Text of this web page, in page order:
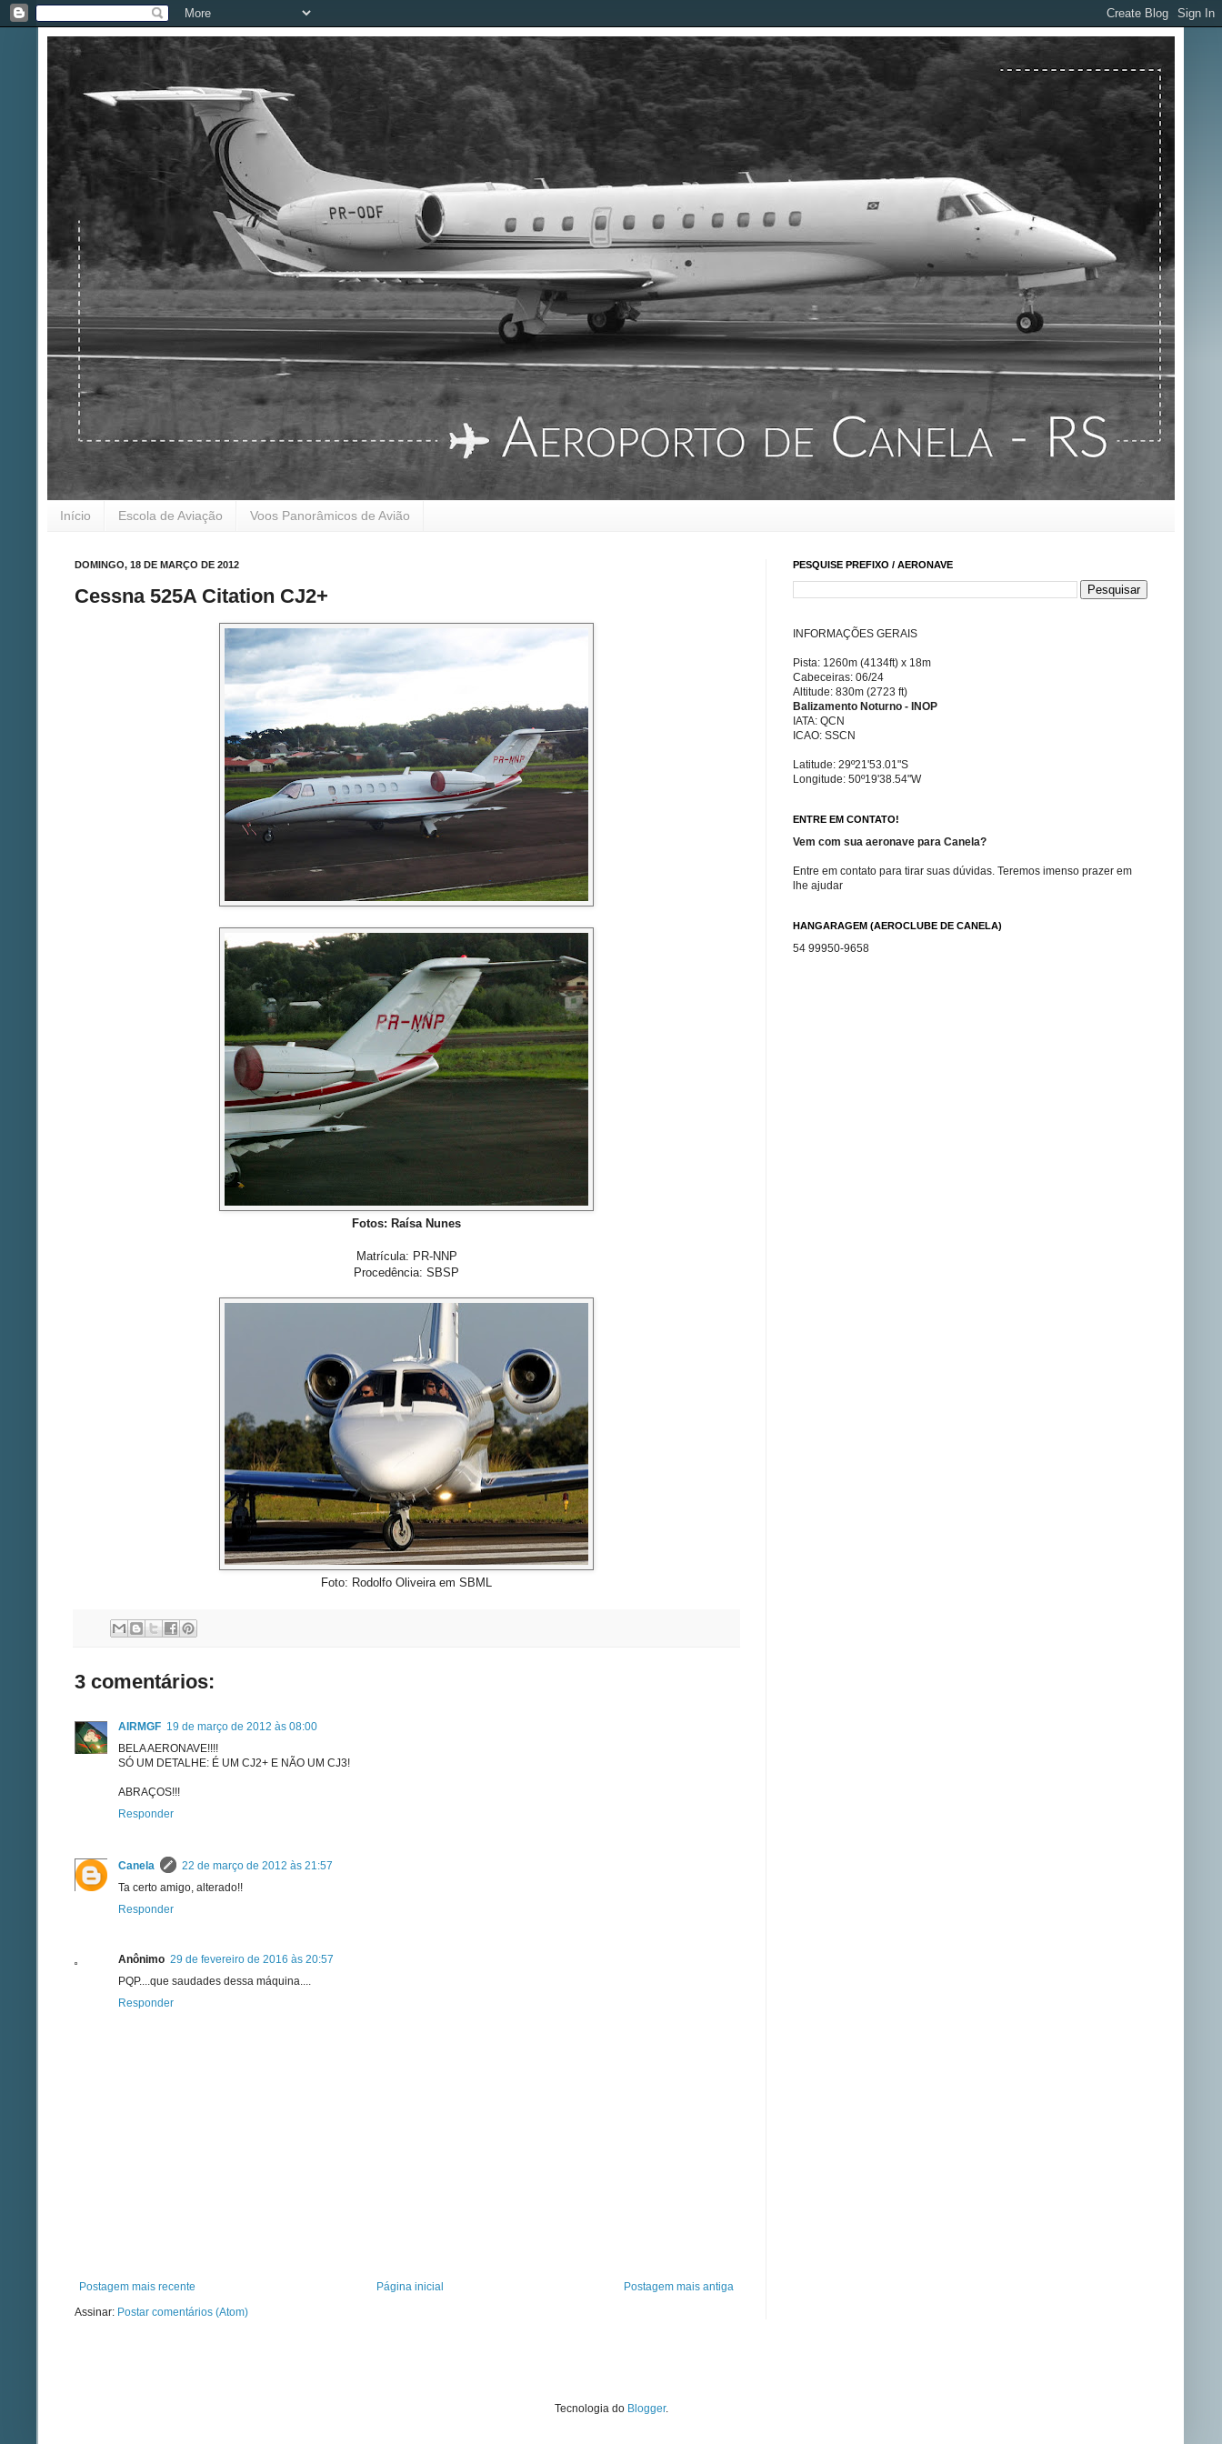
Início Escola de Aviação Voos Panorâmicos de Avião
DOMINGO, 18 DE MARÇO DE 2012
Cessna 525A Citation CJ2+
Fotos: Raísa Nunes
Matrícula: PR-NNP
Procedência: SBSP
Foto: Rodolfo Oliveira em SBML
3 comentários:
AIRMGF 19 de março de 2012 às 08:00
BELA AERONAVE!!!!
SÓ UM DETALHE: É UM CJ2+ E NÃO UM CJ3!
ABRAÇOS!!!
Responder
Canela
22 de março de 2012 às 21:57
Ta certo amigo, alterado!!
Responder
Anônimo 29 de fevereiro de 2016 às 20:57
PQP....que saudades dessa máquina....
Responder
Postagem mais recente Postagem mais antiga
Página inicial
Assinar: Postar comentários (Atom)
PESQUISE PREFIXO / AERONAVE
INFORMAÇÕES GERAIS
Pista: 1260m (4134ft) x 18m
Cabeceiras: 06/24
Altitude: 830m (2723 ft)
Balizamento Noturno - INOP
IATA: QCN
ICAO: SSCN
Latitude: 29º21'53.01"S
Longitude: 50º19'38.54"W
ENTRE EM CONTATO!
Vem com sua aeronave para Canela?
Entre em contato para tirar suas dúvidas. Teremos imenso prazer em
lhe ajudar
HANGARAGEM (AEROCLUBE DE CANELA)
54 99950-9658
Tecnologia do Blogger.